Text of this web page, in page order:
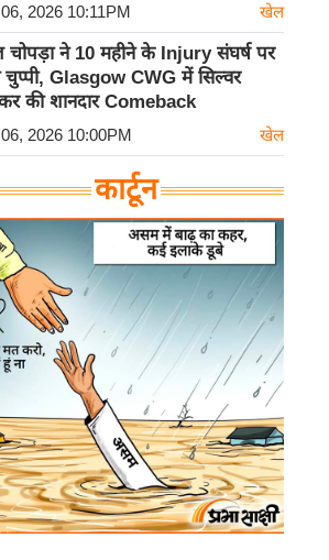
2026 10:11PM खेल
चोपड़ा ने 10 महीने के Injury संघर्ष पर
चुप्पी, Glasgow CWG में सिल्वर
की शानदार Comeback
2026 10:00PM खेल
कार्टून